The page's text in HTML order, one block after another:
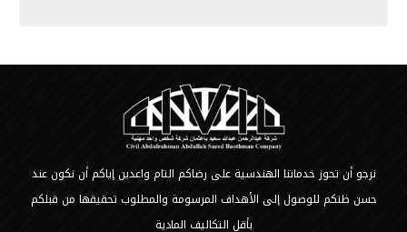
نرجو أن تحوز خدماتنا الهندسية على رضاكم التام واعدين إياكم أن نكون عند
حسن ظنكم للوصول إلى الأهداف المرسومة والمطلوب تحقيقها من قبلكم
بأقل التكاليف المادية